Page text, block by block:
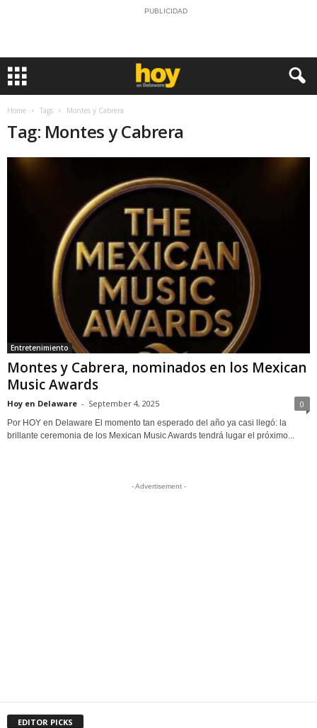
PUBLICIDAD
Home Tags Montes y Cabrera
Tag: Montes y Cabrera
Entretenimiento
Montes y Cabrera, nominados en los Mexican
Music Awards
Hoy en Delaware - September 4, 2025 0
Por HOY en Delaware El momento tan esperado del año ya casi llegó: la
brillante ceremonia de los Mexican Music Awards tendrá lugar el próximo...
- Advertisement -
EDITOR PICKS